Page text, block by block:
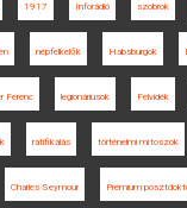
1917 Inforádió szobrok
népfelkelők Habsburgok
Ferenc legionáriusok Felvidék
ratifikálás történelmi mítoszok
Charles Seymour Prémium